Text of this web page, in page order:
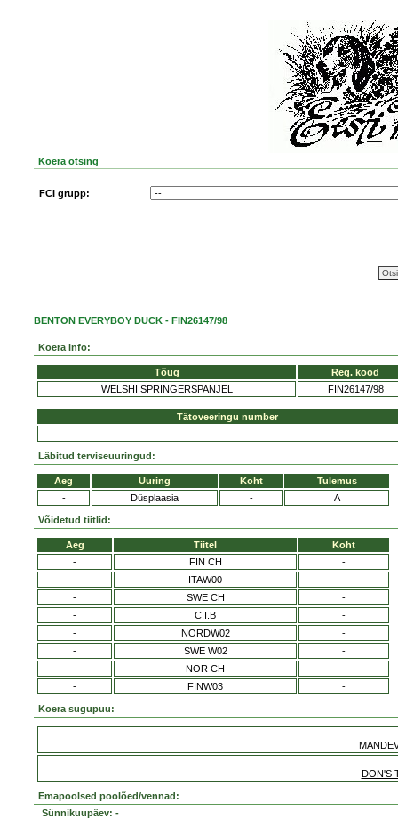
Koera otsing
FCI grupp:
BENTON EVERYBOY DUCK - FIN26147/98
Koera info:
Tõug
Reg. kood
WELSHI SPRINGERSPANJEL
FIN26147/98
Tätoveeringu number
-
Läbitud terviseuuringud:
Aeg Uuring Koht
Tulemus
-
Düsplaasia - A
Võidetud tiitlid:
Aeg Tiitel
Koht
-
FIN CH
-
-
ITAW00
-
-
SWE CH
-
-
C.I.B
-
-
NORDW02
-
-
SWE W02
-
-
NOR CH
-
-
FINW03 -
Koera sugupuu:
DON'S
Emapoolsed poolõed/vennad:
Sünnikuupäev: -